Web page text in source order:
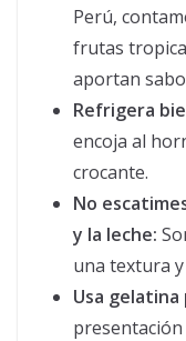
Perú,
frutas
aportan
Refrigera
encoja al
crocante.
No
y la leche:
una textura
Usa